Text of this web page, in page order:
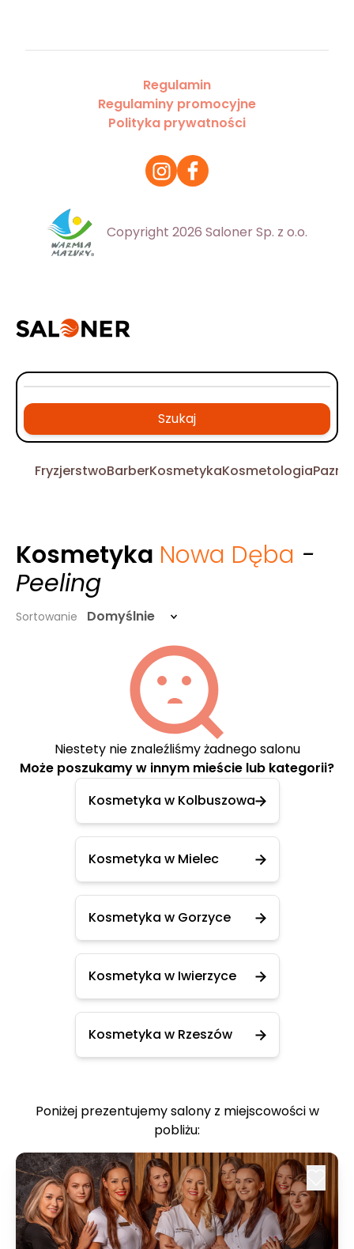
Regulamin
Regulaminy promocyjne
Polityka prywatności
Copyright 2026 Saloner Sp. z o.o.
Szukaj
FryzjerstwoBarberKosmetykaKosmetologia
Kosmetyka Nowa Dęba -
Peeling
Sortowanie Domyślnie
Niestety nie znaleźliśmy żadnego salonu
Może poszukamy w innym mieście lub kategorii?
Kosmetyka w Kolbuszowa
Kosmetyka w Mielec
Kosmetyka w Gorzyce
Kosmetyka w Iwierzyce
Kosmetyka w Rzeszów
Poniżej prezentujemy salony z miejscowości w
pobliżu: